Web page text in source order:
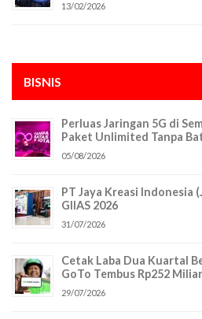
13/02/2026
BISNIS
Perluas Jaringan 5G di
Paket Unlimited Tanpa
05/08/2026
PT Jaya Kreasi Indonesia
GIIAS 2026
31/07/2026
Cetak Laba Dua Kuartal
GoTo Tembus Rp252
29/07/2026